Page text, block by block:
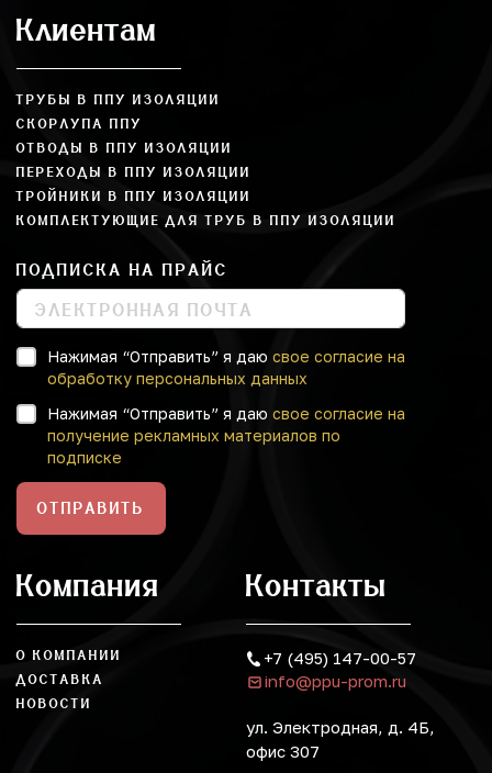
Клиентам
ТРУБЫ В ППУ ИЗОЛЯЦИИ
СКОРЛУПА ППУ
ОТВОДЫ В ППУ ИЗОЛЯЦИИ
ПЕРЕХОДЫ В ППУ ИЗОЛЯЦИИ
ТРОЙНИКИ В ППУ ИЗОЛЯЦИИ
КОМПЛЕКТУЮЩИЕ ДЛЯ ТРУБ В ППУ ИЗОЛЯЦИИ
ПОДПИСКА НА ПРАЙС
Нажимая “Отправить” я даю свое согласие на
обработку персональных данных
Нажимая “Отправить” я даю свое согласие на
получение рекламных материалов по
подписке
ОТПРАВИТЬ
Компания
О КОМПАНИИ
ДОСТАВКА
НОВОСТИ
Контакты
+7 (495) 147-00-57
info@ppu-prom.ru
ул. Электродная, д. 4Б,
офис 307